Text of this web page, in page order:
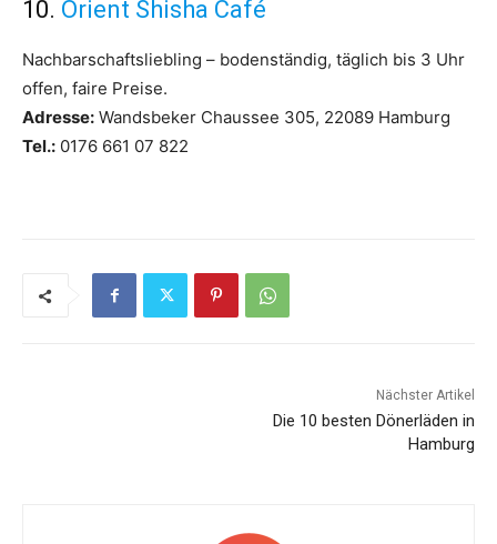
10. Orient Shisha Café
Nachbarschaftsliebling – bodenständig, täglich bis 3 Uhr
offen, faire Preise.
Adresse: Wandsbeker Chaussee 305, 22089 Hamburg
Tel.: 0176 661 07 822
Nächster Artikel
Die 10 besten Dönerläden in
Hamburg